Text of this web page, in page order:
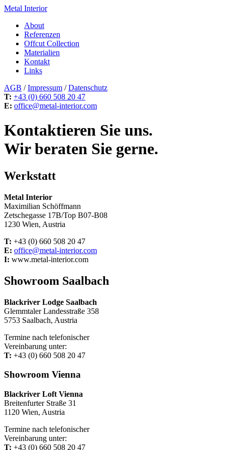
Metal Interior
About
Referenzen
Offcut Collection
Materialien
Kontakt
Links
AGB /Impressum /Datenschutz
T: +43 (0) 660 508 20 47
E: office@metal-interior.com
Kontaktieren Sie uns.
Wir beraten Sie gerne.
Werkstatt
Metal Interior
Maximilian Schöffmann
Zetschegasse 17B/Top B07-B08
1230 Wien, Austria
T: +43 (0) 660 508 20 47
E: office@metal-interior.com
I: www.metal-interior.com
Showroom Saalbach
Blackriver Lodge Saalbach
Glemmtaler Landesstraße 358
5753 Saalbach, Austria
Termine nach telefonischer
Vereinbarung unter:
T: +43 (0) 660 508 20 47
Showroom Vienna
Blackriver Loft Vienna
Breitenfurter Straße 31
1120 Wien, Austria
Termine nach telefonischer
Vereinbarung unter:
T: +43 (0) 660 508 20 47